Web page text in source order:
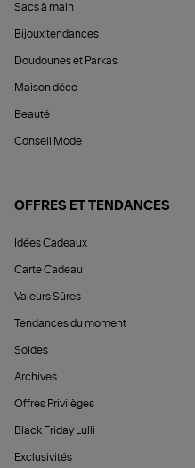
Sacs à main
Bijoux tendances
Doudounes et Parkas
Maison déco
Beauté
Conseil Mode
OFFRES ET TENDANCES
Idées Cadeaux
Carte Cadeau
Valeurs Sûres
Tendances du moment
Soldes
Archives
Offres Privilèges
Black Friday Lulli
Exclusivités